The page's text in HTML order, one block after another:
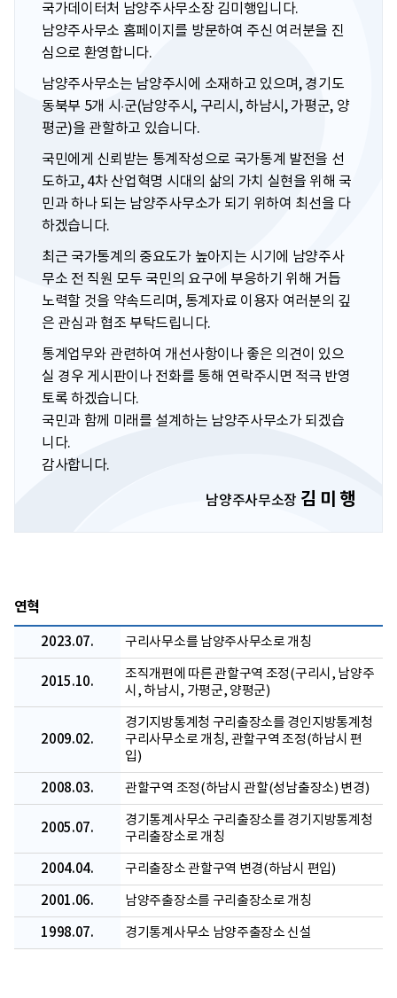
국가데이터처 남양주사무소장 김미행입니다.
남양주사무소 홈페이지를 방문하여 주신 여러분을 진
심으로 환영합니다.
남양주사무소는 남양주시에 소재하고 있으며, 경기도
동북부 5개 시·군(남양주시, 구리시, 하남시, 가평군, 양
평군)을 관할하고 있습니다.
국민에게 신뢰받는 통계작성으로 국가통계 발전을 선
도하고, 4차 산업혁명 시대의 삶의 가치 실현을 위해 국
민과 하나 되는 남양주사무소가 되기 위하여 최선을 다
하겠습니다.
최근 국가통계의 중요도가 높아지는 시기에 남양주사
무소 전 직원 모두 국민의 요구에 부응하기 위해 거듭
노력할 것을 약속드리며, 통계자료 이용자 여러분의 깊
은 관심과 협조 부탁드립니다.
통계업무와 관련하여 개선사항이나 좋은 의견이 있으
실 경우 게시판이나 전화를 통해 연락주시면 적극 반영
토록 하겠습니다.
국민과 함께 미래를 설계하는 남양주사무소가 되겠습
니다.
감사합니다.
남양주사무소장 김 미 행
연혁
2023.07. 구리사무소를 남양주사무소로 개칭
2015.10.
조직개편에 따른 관할구역 조정(구리시, 남양주
시, 하남시, 가평군, 양평군)
2009.02.
경기지방통계청 구리출장소를 경인지방통계청
구리사무소로 개칭, 관할구역 조정(하남시 편
입)
2008.03. 관할구역 조정(하남시 관할(성남출장소) 변경)
2005.07.
경기통계사무소 구리출장소를 경기지방통계청
구리출장소로 개칭
2004.04. 구리출장소 관할구역 변경(하남시 편입)
2001.06. 남양주출장소를 구리출장소로 개칭
1998.07. 경기통계사무소 남양주출장소 신설